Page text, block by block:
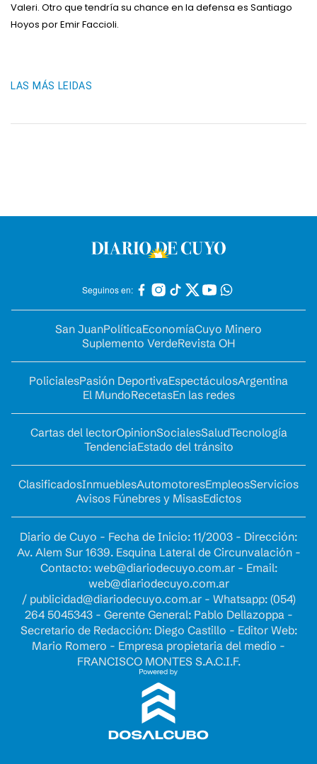
Valeri. Otro que tendría su chance en la defensa es Santiago
Hoyos por Emir Faccioli.
LAS MÁS LEIDAS
Seguinos en:
San JuanPolíticaEconomíaCuyo Minero
Suplemento VerdeRevista OH
PolicialesPasión DeportivaEspectáculosArgentina
El MundoRecetasEn las redes
Cartas del lectorOpinionSocialesSaludTecnología
TendenciaEstado del tránsito
ClasificadosInmueblesAutomotoresEmpleosServicios
Avisos Fúnebres y MisasEdictos
Diario de Cuyo - Fecha de Inicio: 11/2003 - Dirección:
Av. Alem Sur 1639. Esquina Lateral de Circunvalación -
Contacto: web@diariodecuyo.com.ar- Email:
web@diariodecuyo.com.ar
/ publicidad@diariodecuyo.com.ar- Whatsapp: (054)
264 5045343 - Gerente General: Pablo Dellazoppa -
Secretario de Redacción: Diego Castillo - Editor Web:
Mario Romero - Empresa propietaria del medio -
FRANCISCO MONTES S.A.C.I.F.